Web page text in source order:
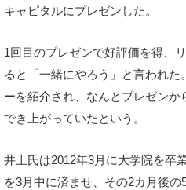
キャピタルにプレゼンした。
1回目のプレゼンで好評価を得、
ると「一緒にやろう」と言われ
ーを紹介され、なんとプレゼン
でき上がっていたという。
井上氏は2012年3月に大学院を卒
を3月中に済ませ、その2カ月後